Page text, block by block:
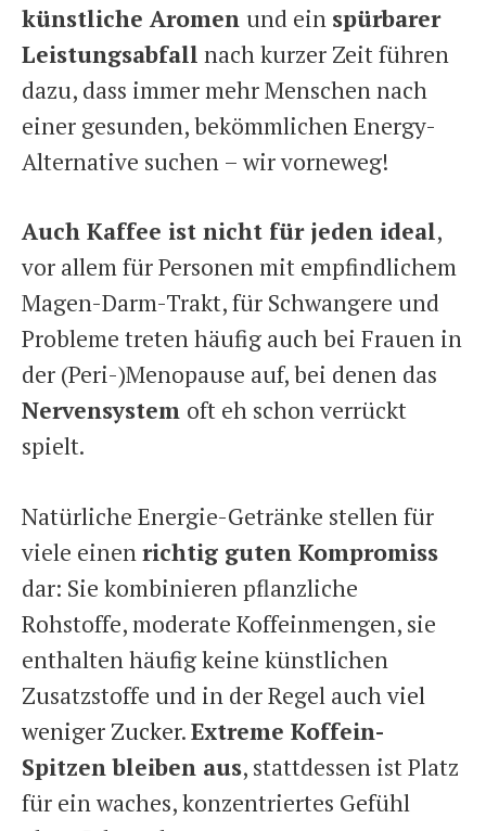
künstliche Aromen und ein spürbarer
Leistungsabfall nach kurzer Zeit führen
dazu, dass immer mehr Menschen nach
einer gesunden, bekömmlichen Energy-
Alternative suchen – wir vorneweg!
Auch Kaffee ist nicht für jeden ideal,
vor allem für Personen mit empfindlichem
Magen-Darm-Trakt, für Schwangere und
Probleme treten häufig auch bei Frauen in
der (Peri-)Menopause auf, bei denen das
Nervensystem oft eh schon verrückt
spielt.
Natürliche Energie-Getränke stellen für
viele einenrichtig guten Kompromiss
dar: Sie kombinieren pflanzliche
Rohstoffe, moderate Koffeinmengen, sie
enthalten häufig keine künstlichen
Zusatzstoffe und in der Regel auchviel
weniger Zucker.Extreme Koffein-
Spitzen bleiben aus, stattdessen ist Platz
für ein waches, konzentriertes Gefühl